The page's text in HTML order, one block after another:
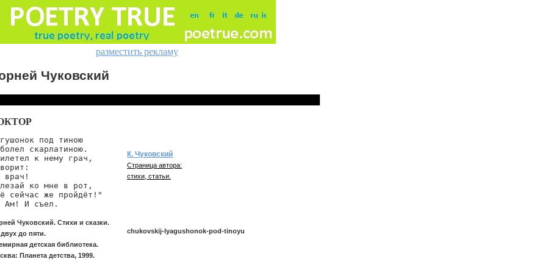
разместить рекламу
Чуковский
под тиною
скарлатиною.
к нему грач,
врач!
ко мне в рот,
сейчас же пройдёт!"
Ам! И съел.
Чуковский. Стихи и сказки.
до пяти.
детская библиотека.
Планета детства, 1999.
К. Чуковский
Страница автора:
стихи, статьи.
chukovskij-lyagushonok-pod-tinoyu